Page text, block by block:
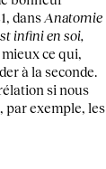
dans Anatomie
infini en soi,
ce qui,
à la seconde.
si nous
par exemple, les